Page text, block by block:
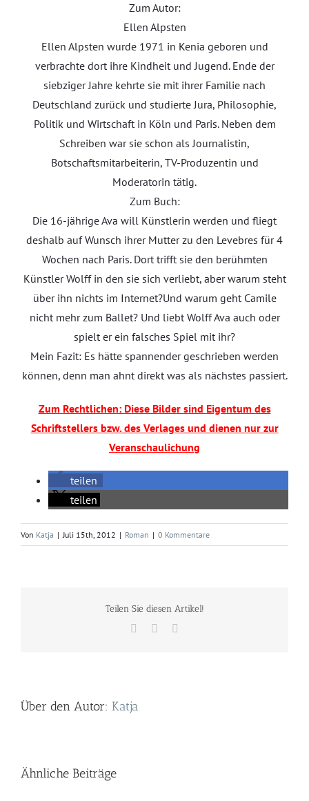
Zum Autor:
Ellen Alpsten
Ellen Alpsten wurde 1971 in Kenia geboren und
verbrachte dort ihre Kindheit und Jugend. Ende der
siebziger Jahre kehrte sie mit ihrer Familie nach
Deutschland zurück und studierte Jura, Philosophie,
Politik und Wirtschaft in Köln und Paris. Neben dem
Schreiben war sie schon als Journalistin,
Botschaftsmitarbeiterin, TV-Produzentin und
Moderatorin tätig.
Zum Buch:
Die 16-jährige Ava will Künstlerin werden und fliegt
deshalb auf Wunsch ihrer Mutter zu den Levebres für 4
Wochen nach Paris. Dort trifft sie den berühmten
Künstler Wolff in den sie sich verliebt, aber warum steht
über ihn nichts im Internet?Und warum geht Camile
nicht mehr zum Ballet? Und liebt Wolff Ava auch oder
spielt er ein falsches Spiel mit ihr?
Mein Fazit: Es hätte spannender geschrieben werden
können, denn man ahnt direkt was als nächstes passiert.
Zum Rechtlichen: Diese Bilder sind Eigentum des
Schriftstellers bzw. des Verlages und dienen nur zur
Veranschaulichung
teilen
teilen
Von Katja | Juli 15th, 2012 | Roman | 0 Kommentare
Teilen Sie diesen Artikel!
Facebook
Twitter
Über den Autor: Katja
Ähnliche Beiträge